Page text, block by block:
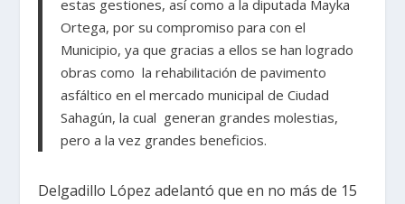
estas gestiones, así como a la diputada Mayka
Ortega, por su compromiso para con el
Municipio, ya que gracias a ellos se han logrado
obras como la rehabilitación de pavimento
asfáltico en el mercado municipal de Ciudad
Sahagún, la cual generan grandes molestias,
pero a la vez grandes beneficios.
Delgadillo López adelantó que en no más de 15